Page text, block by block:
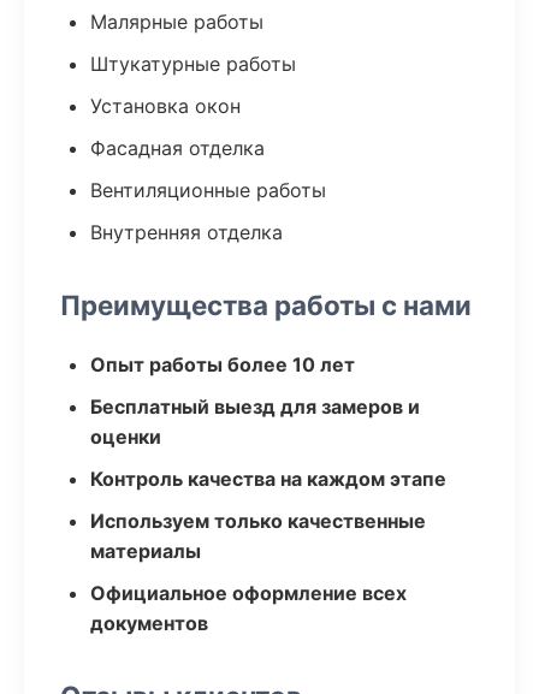
Малярные работы
Штукатурные работы
Установка окон
Фасадная отделка
Вентиляционные работы
Внутренняя отделка
Преимущества работы с нами
Опыт работы более 10 лет
Бесплатный выезд для замеров и
оценки
Контроль качества на каждом этапе
Используем только качественные
материалы
Официальное оформление всех
документов